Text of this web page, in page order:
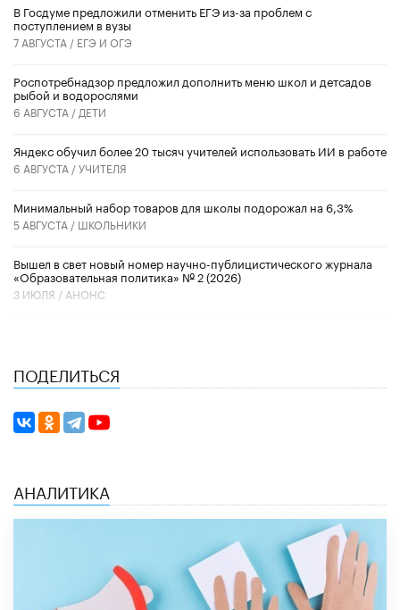
В Госдуме предложили отменить ЕГЭ из-за проблем с
поступлением в вузы
7 АВГУСТА / ЕГЭ И ОГЭ
Роспотребнадзор предложил дополнить меню школ и детсадов
рыбой и водорослями
6 АВГУСТА / ДЕТИ
​Яндекс обучил более 20 тысяч учителей использовать ИИ в работе
6 АВГУСТА /УЧИТЕЛЯ
Минимальный набор товаров для школы подорожал на 6,3%
5 АВГУСТА / ШКОЛЬНИКИ
Вышел в свет новый номер научно-публицистического журнала
«Образовательная политика» № 2 (2026)
3 ИЮЛЯ / АНОНС
ПОДЕЛИТЬСЯ
АНАЛИТИКА